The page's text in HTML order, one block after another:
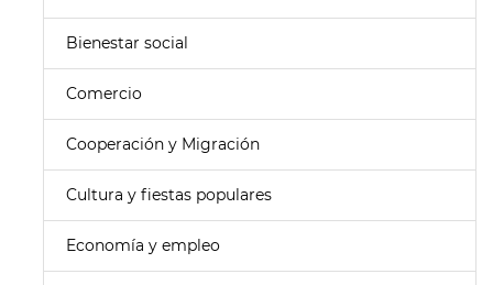
Bienestar social
Comercio
Cooperación y Migración
Cultura y fiestas populares
Economía y empleo